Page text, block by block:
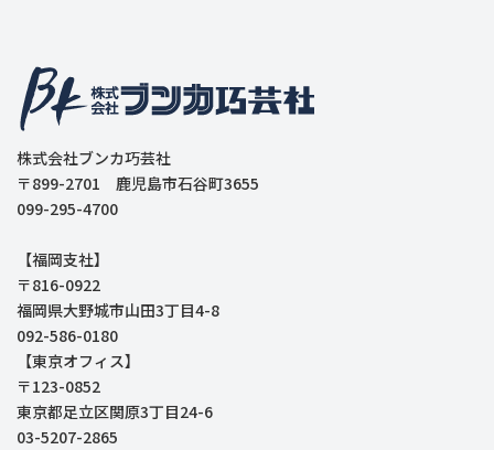
株式会社ブンカ巧芸社
〒899-2701 鹿児島市石谷町3655
099-295-4700
【福岡支社】
〒816-0922
福岡県大野城市山田3丁目4-8
092-586-0180
【東京オフィス】
〒123-0852
東京都足立区関原3丁目24-6
03-5207-2865